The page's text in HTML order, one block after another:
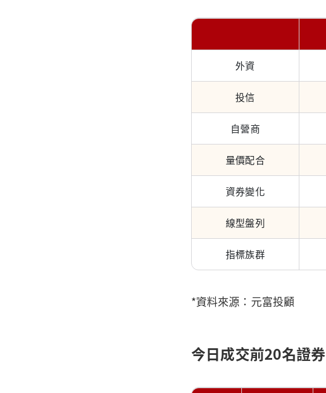
外資
投信
自營商
量價配合
資券變化
線型盤列
指標族群
*資料來源：元富投顧
今日成交前20名證券